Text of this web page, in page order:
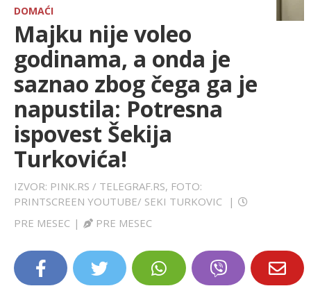
HRONIKA
PINKOVE ZVEZDE
ODEON
SPORT
LIFESTYLE
EXTRA
DOMAĆI
Majku nije voleo
godinama, a onda je
saznao zbog čega ga je
napustila: Potresna
ispovest Šekija
Turkovića!
IZVOR: PINK.RS / TELEGRAF.RS, FOTO:
PRINTSCREEN YOUTUBE/ SEKI TURKOVIC
|
PRE MESEC | PRE MESEC